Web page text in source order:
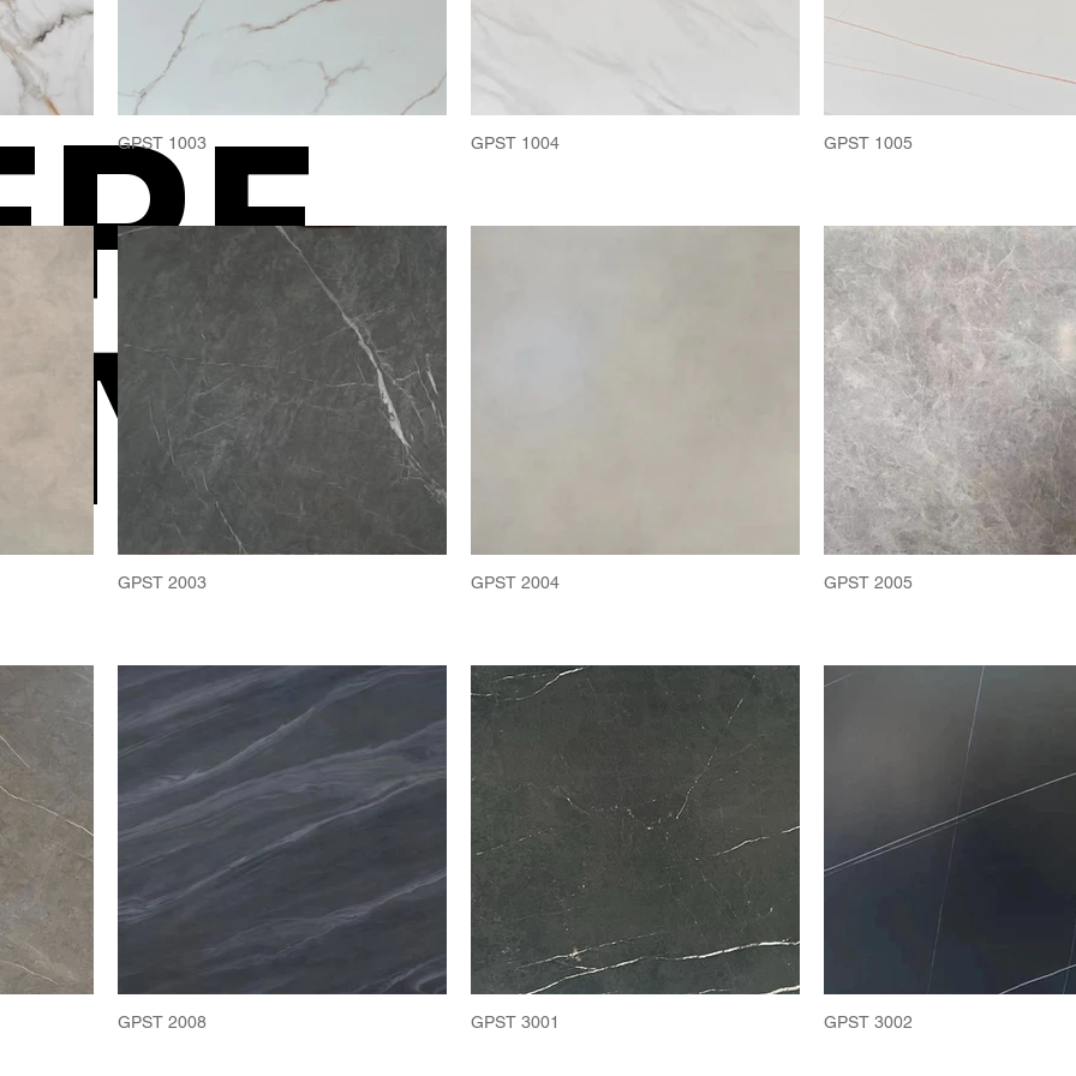
GPST 1003 GPST 1004 GPST 1005
GPST 2003 GPST 2004 GPST 2005
GPST 2008 GPST 3001 GPST 3002